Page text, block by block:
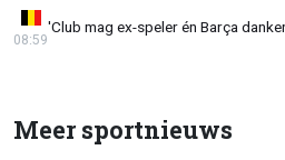
'Club mag ex-speler én Barça
08:59
Meer sportnieuws